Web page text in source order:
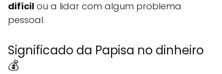
difícil ou a lidar com algum problema
pessoal.
Significado da Papisa no dinheiro
💰